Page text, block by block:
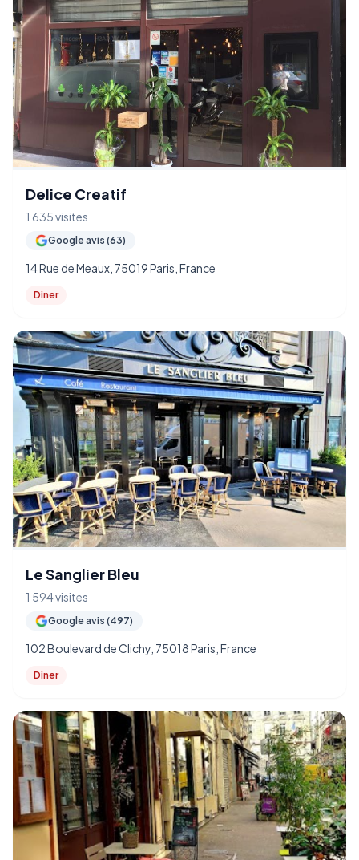
Delice Creatif
1 635 visites
Google avis (63)
14 Rue de Meaux, 75019 Paris, France
Diner
Le Sanglier Bleu
1 594 visites
Google avis (497)
102 Boulevard de Clichy, 75018 Paris, France
Diner